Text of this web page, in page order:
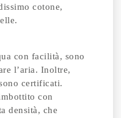
cotone,
con facilità, sono
l’aria. Inoltre,
certificati.
con
densità, che